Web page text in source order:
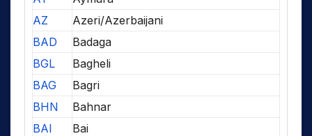
AZ
Azeri/Azerbaijani
BAD
Badaga
BGL
Bagheli
BAG
Bagri
BHN
Bahnar
BAI
Bai